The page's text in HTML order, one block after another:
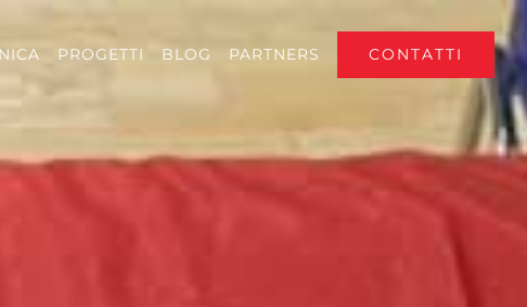
PROGETTI BLOG PARTNERS CONTATTI